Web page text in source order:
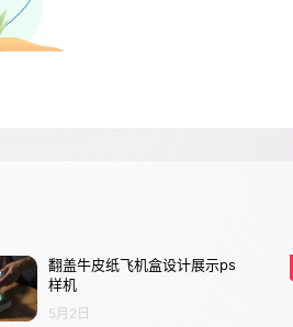
翻盖牛皮纸飞机盒设计展示ps
样机
5月2日